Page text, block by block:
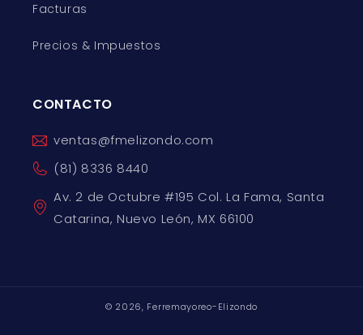
Facturas
Precios & Impuestos
CONTACTO
ventas@fmelizondo.com
(81) 8336 8440
Av. 2 de Octubre #195 Col. La Fama, Santa
Catarina, Nuevo León, MX 66100
© 2026, Ferremayoreo-Elizondo